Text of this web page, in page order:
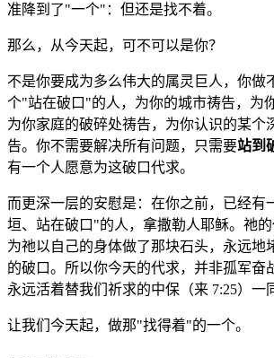
准降到了"一个"：但还是找不着。
那么，从今天起，可不可以是你？
不是你要成为多么伟大的属灵巨人，你做
个"站在破口"的人，为你的城市祷告，为
为你家庭的破碎处祷告，为你认识的某个
告。你不需要解决所有问题，只需要站到
有一个人愿意为这破口代求。
而更深一层的安慰是：在你之前，已经有
垣、站在破口"的人，拿撒勒人耶稣。祂
为祂以自己的身体做了那块石头，永远地
的破口。所以你今天的代求，并非孤军奋
永远活着替我们祈求的中保（来 7:25）一
让我们今天起，做那"找得着"的一个。